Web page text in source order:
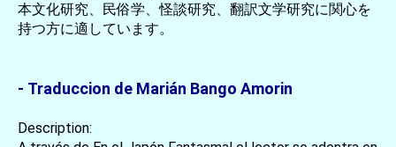
本文化研究、民俗学、怪談研究、翻訳文学研究に関心を
持つ方に適しています。
- Traduccion de Marián Bango Amorin
Description: